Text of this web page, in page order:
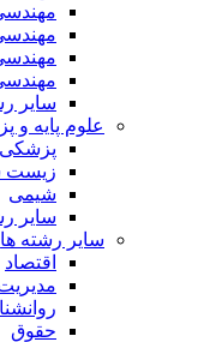
مهندسی
مهندسی
مهندسی
مهندسی
سایر
علوم پایه و
پزشکی
زیست
شیمی
سایر رشته
سایر رشته ها
اقتصاد
مدیریت و
روانشناسی
حقوق